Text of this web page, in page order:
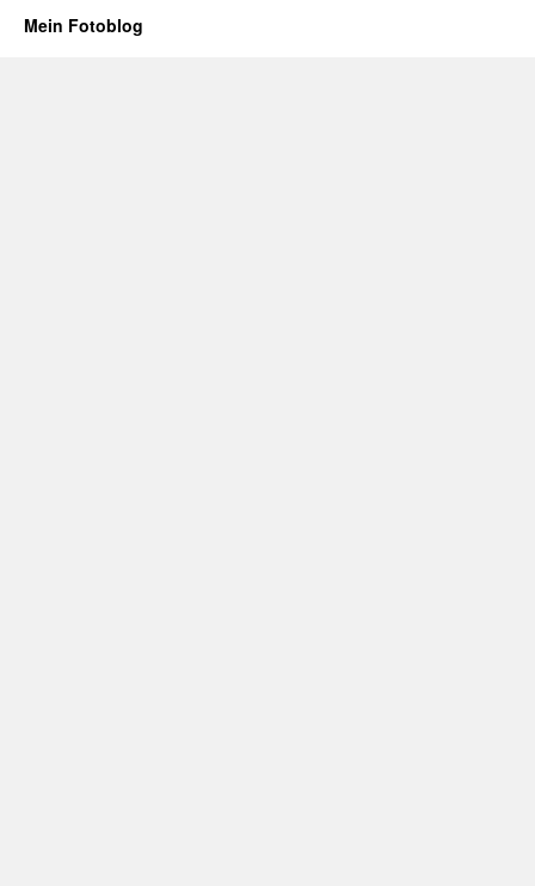
Mein Fotoblog